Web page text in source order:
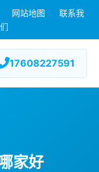
网站地图
联系我
们
17608227591
家好